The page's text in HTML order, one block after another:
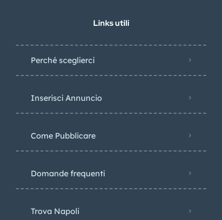
Links utili
Perché sceglierci
Inserisci Annuncio
Come Pubblicare
Domande frequenti
Trova Napoli